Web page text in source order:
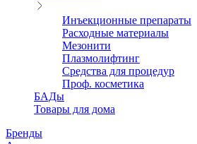
Инъекционные препараты
Расходные материалы
Мезонити
Плазмолифтинг
Средства для процедур
Проф. косметика
БАДы
Товары для дома
Бренды